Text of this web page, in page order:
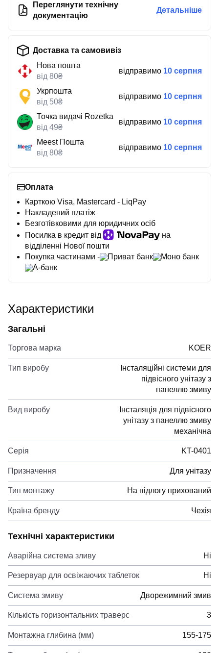
Переглянути технічну
документацію
Детальніше
Доставка та самовивіз
Нова пошта
від 80₴
відправимо 10 серпня
Укрпошта
від 50₴
відправимо 10 серпня
Точка видачі Rozetka
від 49₴
відправимо 10 серпня
Meest Пошта
від 80₴
відправимо 10 серпня
Оплата
Карткою Visa, Mastercard - LiqPay
Накладений платіж
Безготівковими для юридичних осіб
Посилка в кредит від
на
відділенні Нової пошти
Покупка частинами -
Приват банк
Моно банк
А-банк
Характеристики
Загальні
Торгова марка KOER
Тип виробу
Інсталяційні системи для
підвісного унітазу з
панеллю змиву
Вид виробу
Інсталяція для підвісного
унітазу з панеллю змиву
механічна
Серія KT-0401
Призначення Для унітазу
Тип монтажу На підлогу прихований
Країна бренду Чехія
Технічні характеристики
Аварійна система зливу Ні
Резервуар для освіжаючих таблеток Ні
Система змиву Дворежимний змив
Кількість горизонтальних траверс 3
Монтажна глибина (мм) 155-175